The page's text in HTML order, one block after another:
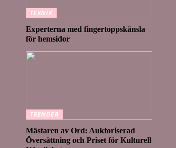
TEKNIK
Experterna med fingertoppskänsla
för hemsidor
TRENDER
Mästaren av Ord: Auktoriserad
Översättning och Priset för Kulturell